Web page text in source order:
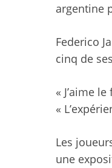
argentine
Federico
cinq de
« J’aime
«
Les
une